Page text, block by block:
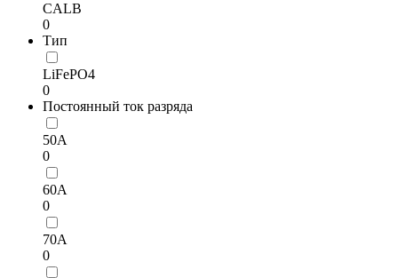
CALB
0
Тип
LiFePO4
0
Постоянный ток разряда
50А
0
60А
0
70А
0